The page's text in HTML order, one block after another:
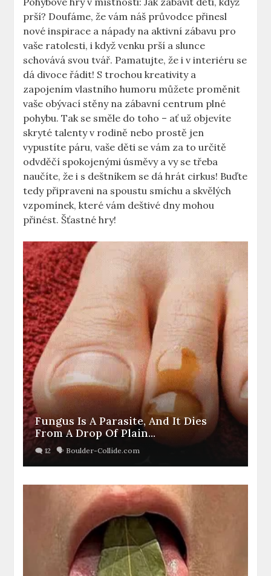
prší? Doufáme, že vám náš průvodce přinesl
nové inspirace a nápady na aktivní zábavu pro
vaše ratolesti, i když venku prší a slunce
schovává svou tvář. Pamatujte, že i v interiéru se
dá divoce řádit! S trochou kreativity a
zapojením vlastního humoru můžete proměnit
vaše obývací stěny na zábavní centrum plné
pohybu. Tak se směle do toho – ať už objevíte
skryté talenty v rodině nebo prostě jen
vypustíte páru, vaše děti se vám za to určitě
odvděčí spokojenými úsměvy a vy se třeba
naučíte, že i s deštníkem se dá hrát cirkus! Buďte
tedy připraveni na spoustu smíchu a skvělých
vzpomínek, které vám deštivé dny mohou
přinést. Šťastné hry!
Fungus Is A Parasite, And It Dies
From A Drop Of Plain...